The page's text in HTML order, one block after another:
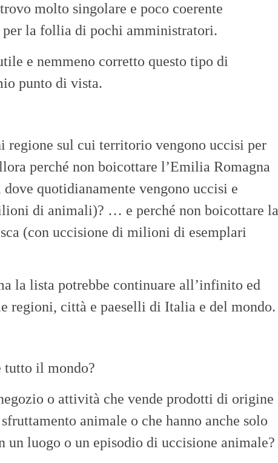
molto singolare e poco coerente
per la follia di pochi amministratori.
e nemmeno corretto questo tipo di
punto di vista.
regione sul cui territorio vengono uccisi per
perché non boicottare l’Emilia Romagna
quotidianamente vengono uccisi e
di animali)? … e perché non boicottare la
(con uccisione di milioni di esemplari
la lista potrebbe continuare all’infinito ed
regioni, città e paeselli di Italia e del mondo.
tutto il mondo?
o attività che vende prodotti di origine
animale o che hanno anche solo
un luogo o un episodio di uccisione animale?